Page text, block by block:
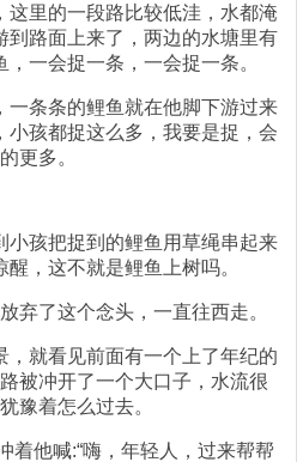
这里的一段路比较低洼，水都淹
到路面上来了，两边的水塘里有
一会捉一条，一会捉一条。
一条条的鲤鱼就在他脚下游过来
小孩都捉这么多，我要是捉，会
更多。
小孩把捉到的鲤鱼用草绳串起来
，这不就是鲤鱼上树吗。
弃了这个念头，一直往西走。
，就看见前面有一个上了年纪的
被冲开了一个大口子，水流很
豫着怎么过去。
着他喊:“嗨，年轻人，过来帮帮